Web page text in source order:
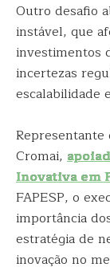
Outro desafio
instável, que
investimentos
incertezas
escalabilidade
Cromai,
Inovativa em
FAPESP, o
importância
estratégia de
inovação no